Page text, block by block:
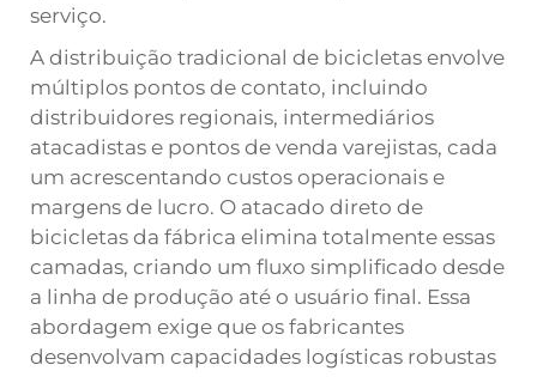
serviço.
A distribuição tradicional de bicicletas envolve
múltiplos pontos de contato, incluindo
distribuidores regionais, intermediários
atacadistas e pontos de venda varejistas, cada
um acrescentando custos operacionais e
margens de lucro. O atacado direto de
bicicletas da fábrica elimina totalmente essas
camadas, criando um fluxo simplificado desde
a linha de produção até o usuário final. Essa
abordagem exige que os fabricantes
desenvolvam capacidades logísticas robustas